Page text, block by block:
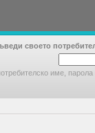
своето
име,